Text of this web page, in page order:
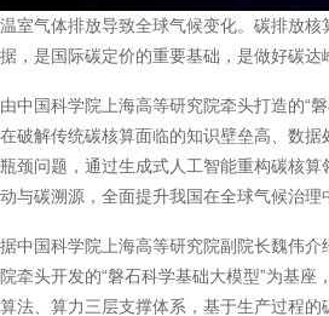
温室气体排放导致全球气候变化。碳排放核
据，是国际碳定价的重要基础，是做好碳达
由中国科学院上海高等研究院牵头打造的“
在破解传统碳核算面临的知识壁垒高、数
瓶颈问题，通过生成式人工智能重构碳核
动与碳溯源，全面提升我国在全球气候治理
据中国科学院上海高等研究院副院长魏伟介
院牵头开发的“磐石科学基础大模型”为基座
算法、算力三层支撑体系，基于生产过程